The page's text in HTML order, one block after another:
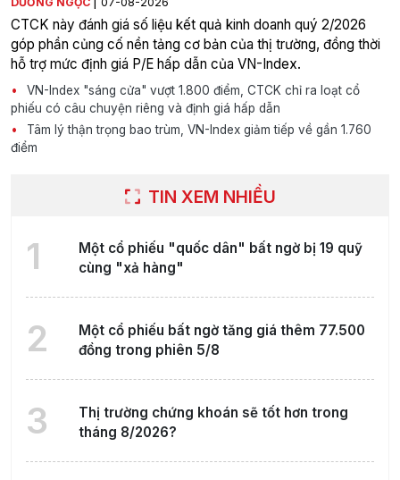
CTCK này đánh giá số liệu kết quả kinh doanh quý 2/2026
góp phần củng cố nền tảng cơ bản của thị trường, đồng thời
hỗ trợ mức định giá P/E hấp dẫn của VN-Index.
VN-Index "sáng cửa" vượt 1.800 điểm, CTCK chỉ ra loạt cổ
phiếu có câu chuyện riêng và định giá hấp dẫn
Tâm lý thận trọng bao trùm, VN-Index giảm tiếp về gần 1.760
điểm
TIN XEM NHIỀU
1
Một cổ phiếu "quốc dân" bất ngờ bị 19 quỹ
cùng "xả hàng"
2
Một cổ phiếu bất ngờ tăng giá thêm 77.500
đồng trong phiên 5/8
3
Thị trường chứng khoán sẽ tốt hơn trong
tháng 8/2026?